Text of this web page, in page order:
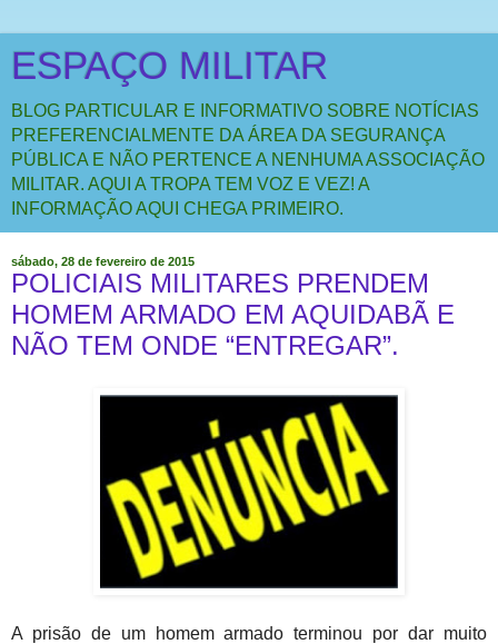
ESPAÇO MILITAR
BLOG PARTICULAR E INFORMATIVO SOBRE NOTÍCIAS
PREFERENCIALMENTE DA ÁREA DA SEGURANÇA
PÚBLICA E NÃO PERTENCE A NENHUMA ASSOCIAÇÃO
MILITAR. AQUI A TROPA TEM VOZ E VEZ! A
INFORMAÇÃO AQUI CHEGA PRIMEIRO.
sábado, 28 de fevereiro de 2015
POLICIAIS MILITARES PRENDEM
HOMEM ARMADO EM AQUIDABÃ E
NÃO TEM ONDE “ENTREGAR”.
A prisão de um homem armado terminou por dar muito